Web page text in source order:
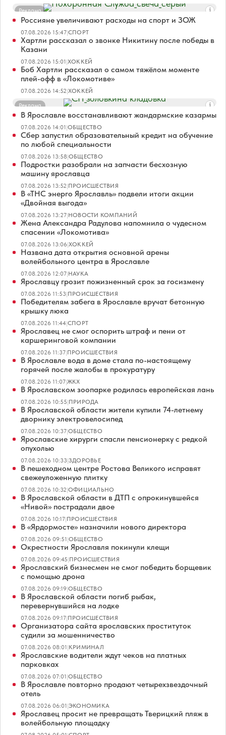
Реклама
Россияне увеличивают расходы на спорт и ЗОЖ
07.08.2026 15:47|СПОРТ
Хартли рассказал о звонке Никитину после победы в
Казани
07.08.2026 15:01|ХОККЕЙ
Боб Хартли рассказал о самом тяжёлом моменте
плей-офф в «Локомотиве»
07.08.2026 14:52|ХОККЕЙ
Реклама
В Ярославле восстанавливают жандармские казармы
07.08.2026 14:01|ОБЩЕСТВО
Сбер запустил образовательный кредит на обучение
по любой специальности
07.08.2026 13:58|ОБЩЕСТВО
Подростки разобрали на запчасти бесхозную
машину ярославца
07.08.2026 13:52|ПРОИСШЕСТВИЯ
В «ТНС энерго Ярославль» подвели итоги акции
«Двойная выгода»
07.08.2026 13:27|НОВОСТИ КОМПАНИЙ
Жена Александра Радулова напомнила о чудесном
спасении «Локомотива»
07.08.2026 13:06|ХОККЕЙ
Названа дата открытия основной арены
волейбольного центра в Ярославле
07.08.2026 12:07|НАУКА
Ярославцу грозит пожизненный срок за госизмену
07.08.2026 11:53|ПРОИСШЕСТВИЯ
Победителям забега в Ярославле вручат бетонную
крышку люка
07.08.2026 11:44|СПОРТ
Ярославец не смог оспорить штраф и пени от
каршеринговой компании
07.08.2026 11:37|ПРОИСШЕСТВИЯ
В Ярославле вода в доме стала по-настоящему
горячей после жалобы в прокуратуру
07.08.2026 11:07|ЖКХ
В Ярославском зоопарке родилась европейская лань
07.08.2026 10:55|ПРИРОДА
В Ярославской области жители купили 74-летнему
дворнику электровелосипед
07.08.2026 10:37|ОБЩЕСТВО
Ярославские хирурги спасли пенсионерку с редкой
опухолью
07.08.2026 10:33|ЗДОРОВЬЕ
В пешеходном центре Ростова Великого исправят
свежеуложенную плитку
07.08.2026 10:32|ОФИЦИАЛЬНО
В Ярославской области в ДТП с опрокинувшейся
«Нивой» пострадали двое
07.08.2026 10:17|ПРОИСШЕСТВИЯ
В «Ярдормосте» назначили нового директора
07.08.2026 09:51|ОБЩЕСТВО
Окрестности Ярославля покинули клещи
07.08.2026 09:45|ПРОИСШЕСТВИЯ
Ярославский бизнесмен не смог победить борщевик
с помощью дрона
07.08.2026 09:19|ОБЩЕСТВО
В Ярославской области погиб рыбак,
перевернувшийся на лодке
07.08.2026 09:17|ПРОИСШЕСТВИЯ
Организатора сайта ярославских проституток
судили за мошенничество
07.08.2026 08:01|КРИМИНАЛ
Ярославские водители ждут чеков на платных
парковках
07.08.2026 07:01|ОБЩЕСТВО
В Ярославле повторно продают четырехзвездочный
отель
07.08.2026 06:01|ЭКОНОМИКА
Ярославец просит не превращать Тверицкий пляж в
волейбольную площадку